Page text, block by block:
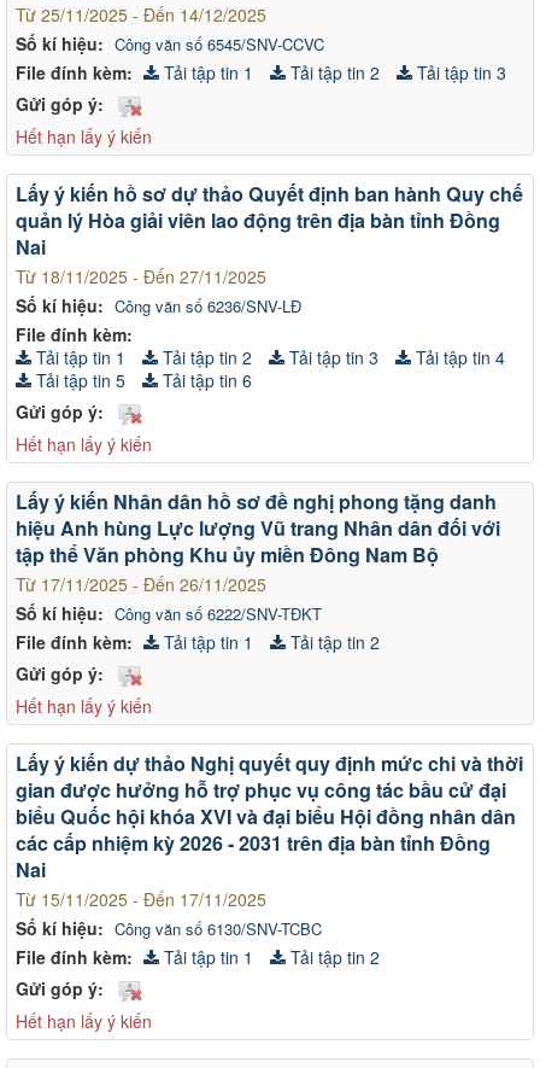
Số kí hiệu: Công văn số 6545/SNV-CCVC
Từ 25/11/2025 - Đến 14/12/2025
File đính kèm: Tải tập tin 1 Tải tập tin 2
Tải tập tin 3
Gửi góp ý:
Hết hạn lấy ý kiến
Số kí hiệu: Công văn số 6236/SNV-LĐ
Lấy ý kiến hồ sơ dự thảo Quyết định ban hành Quy chế
quản lý Hòa giải viên lao động trên địa bàn tỉnh Đồng
Nai
Từ 18/11/2025 - Đến 27/11/2025
File đính kèm:
Tải tập tin 1
Tải tập tin 2 Tải tập tin 3
Tải tập tin 4
Tải tập tin 5
Tải tập tin 6
Gửi góp ý:
Hết hạn lấy ý kiến
Số kí hiệu: Công văn số 6222/SNV-TĐKT
Lấy ý kiến Nhân dân hồ sơ đề nghị phong tặng danh
hiệu Anh hùng Lực lượng Vũ trang Nhân dân đối với
tập thể Văn phòng Khu ủy miền Đông Nam Bộ
Từ 17/11/2025 - Đến 26/11/2025
File đính kèm: Tải tập tin 1
Tải tập tin 2
Gửi góp ý:
Hết hạn lấy ý kiến
Số kí hiệu: Công văn số 6130/SNV-TCBC
Lấy ý kiến dự thảo Nghị quyết quy định mức chi và thời
gian được hưởng hỗ trợ phục vụ công tác bầu cử đại
biểu Quốc hội khóa XVI và đại biểu Hội đồng nhân dân
các cấp nhiệm kỳ 2026 - 2031 trên địa bàn tỉnh Đồng
Nai
Từ 15/11/2025 - Đến 17/11/2025
File đính kèm: Tải tập tin 1
Tải tập tin 2
Gửi góp ý:
Hết hạn lấy ý kiến